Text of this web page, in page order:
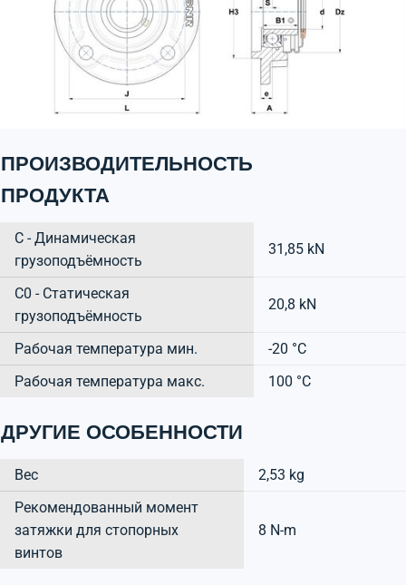
ПРОИЗВОДИТЕЛЬНОСТЬ
ПРОДУКТА
C - Динамическая
грузоподъёмность
31,85 kN
C0 - Статическая
грузоподъёмность
20,8 kN
Рабочая температура мин.
-20 °C
Рабочая температура макс.
100 °C
ДРУГИЕ ОСОБЕННОСТИ
Вес
2,53 kg
Рекомендованный момент
затяжки для стопорных
винтов
8 N-m